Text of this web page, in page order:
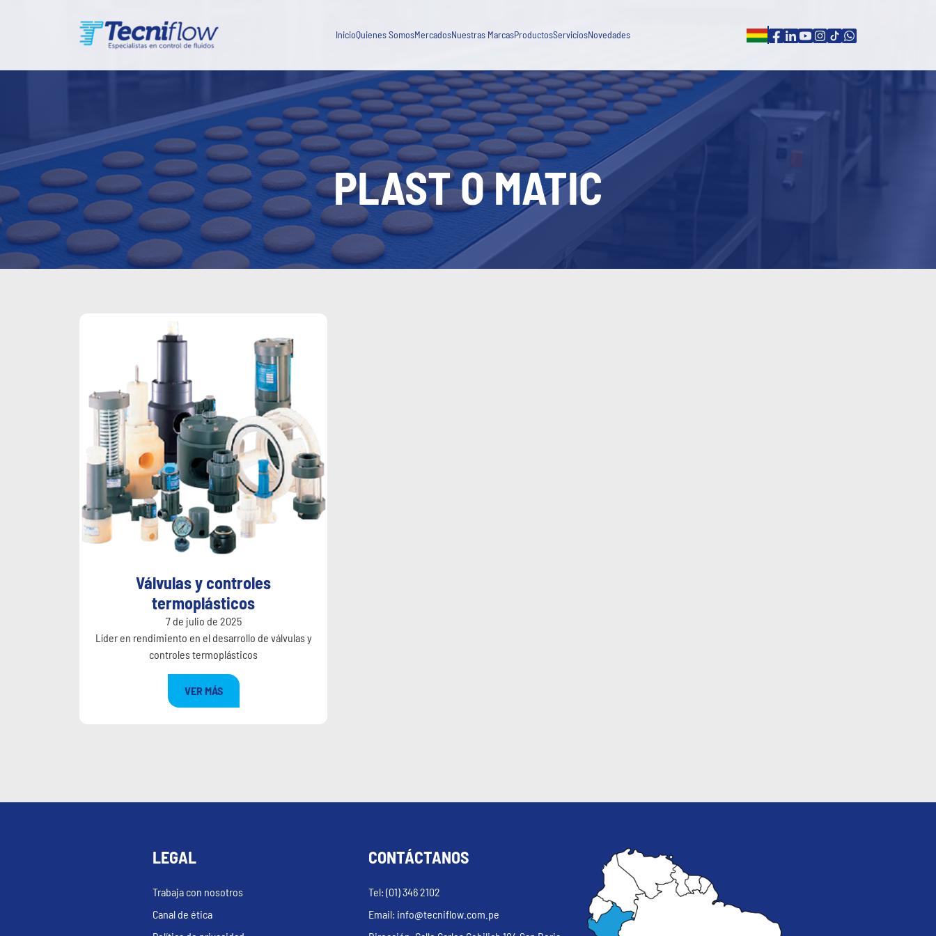
InicioQuienes SomosMercados
Industria General
Petróleo, gas y energía
Nuestras MarcasProductosServiciosNovedades
Novedades
PLAST O MATIC
Válvulas y controles
termoplásticos
7 de julio de 2025
Líder en rendimiento en el desarrollo de válvulas y
controles termoplásticos
VER MÁS
LEGAL
Trabaja con nosotros
Canal de ética
CONTÁCTANOS
Tel: (01) 346 2102
Email: info@tecniflow.com.pe